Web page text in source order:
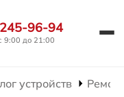
96-94
9:00 до 21:00
устройств